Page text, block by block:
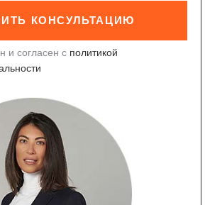
КОНСУЛЬТАЦИЮ
и согласен с политикой